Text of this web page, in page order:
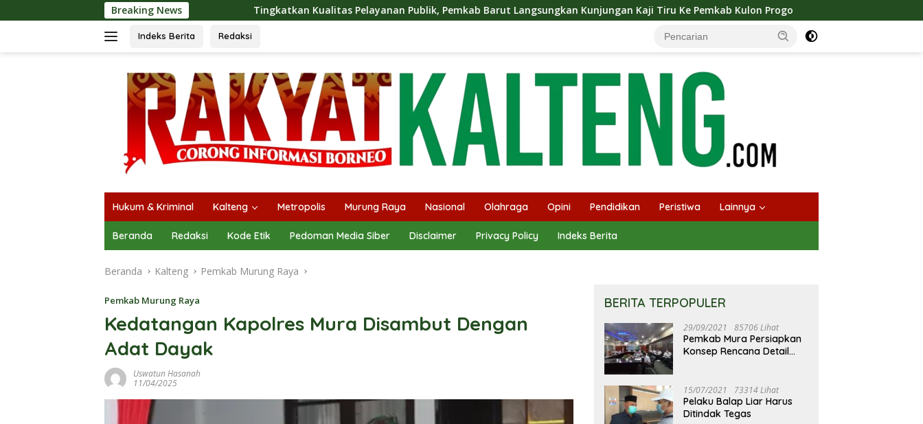
ke
Breaking News
Tingkatkan Kualitas Pelayanan Publik, Pemkab Barut Langsungkan Kunjungan Kaji Tiru Ke Pemkab Kulon Progo Langsungkan Kaji Tiru, Bupati Bantul
Indeks Berita Redaksi
Hukum & Kriminal Kalteng Metropolis Murung Raya Nasional Olahraga Opini Pendidikan Peristiwa Lainnya
Beranda Redaksi Kode Etik Pedoman Media Siber Disclaimer Privacy Policy Indeks Berita
Beranda Kalteng Pemkab Murung Raya
Pemkab Murung Raya
Kedatangan Kapolres Mura Disambut Dengan
Adat Dayak
Uswatun Hasanah
11/04/2025
BERITA TERPOPULER
29/09/2021 85706 Lihat
Pemkab Mura Persiapkan
Konsep Rencana Detail
15/07/2021 73314 Lihat
Pelaku Balap Liar Harus
Ditindak Tegas